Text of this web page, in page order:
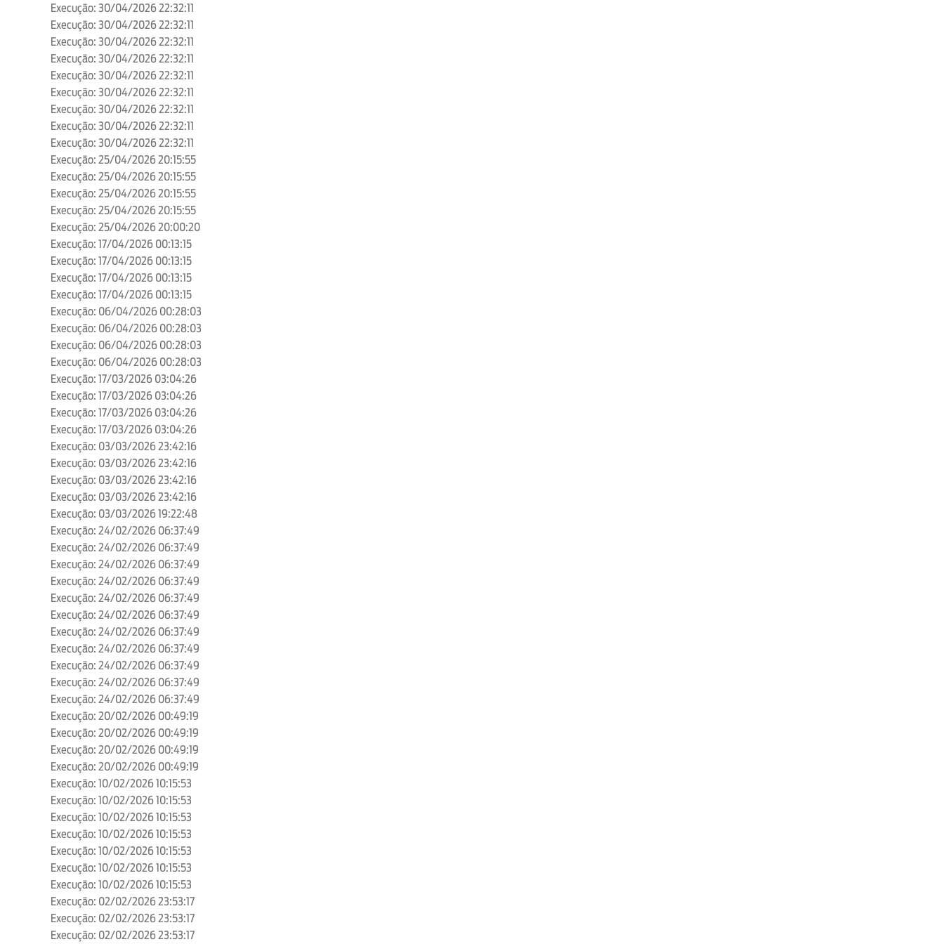
Execução: 30/04/2026 22:32:11
Execução: 30/04/2026 22:32:11
Execução: 30/04/2026 22:32:11
Execução: 30/04/2026 22:32:11
Execução: 30/04/2026 22:32:11
Execução: 30/04/2026 22:32:11
Execução: 30/04/2026 22:32:11
Execução: 30/04/2026 22:32:11
Execução: 30/04/2026 22:32:11
Execução: 25/04/2026 20:15:55
Execução: 25/04/2026 20:15:55
Execução: 25/04/2026 20:15:55
Execução: 25/04/2026 20:15:55
Execução: 25/04/2026 20:00:20
Execução: 17/04/2026 00:13:15
Execução: 17/04/2026 00:13:15
Execução: 17/04/2026 00:13:15
Execução: 17/04/2026 00:13:15
Execução: 06/04/2026 00:28:03
Execução: 06/04/2026 00:28:03
Execução: 06/04/2026 00:28:03
Execução: 06/04/2026 00:28:03
Execução: 17/03/2026 03:04:26
Execução: 17/03/2026 03:04:26
Execução: 17/03/2026 03:04:26
Execução: 17/03/2026 03:04:26
Execução: 03/03/2026 23:42:16
Execução: 03/03/2026 23:42:16
Execução: 03/03/2026 23:42:16
Execução: 03/03/2026 23:42:16
Execução: 03/03/2026 19:22:48
Execução: 24/02/2026 06:37:49
Execução: 24/02/2026 06:37:49
Execução: 24/02/2026 06:37:49
Execução: 24/02/2026 06:37:49
Execução: 24/02/2026 06:37:49
Execução: 24/02/2026 06:37:49
Execução: 24/02/2026 06:37:49
Execução: 24/02/2026 06:37:49
Execução: 24/02/2026 06:37:49
Execução: 24/02/2026 06:37:49
Execução: 24/02/2026 06:37:49
Execução: 20/02/2026 00:49:19
Execução: 20/02/2026 00:49:19
Execução: 20/02/2026 00:49:19
Execução: 20/02/2026 00:49:19
Execução: 10/02/2026 10:15:53
Execução: 10/02/2026 10:15:53
Execução: 10/02/2026 10:15:53
Execução: 10/02/2026 10:15:53
Execução: 10/02/2026 10:15:53
Execução: 10/02/2026 10:15:53
Execução: 10/02/2026 10:15:53
Execução: 02/02/2026 23:53:17
Execução: 02/02/2026 23:53:17
Execução: 02/02/2026 23:53:17